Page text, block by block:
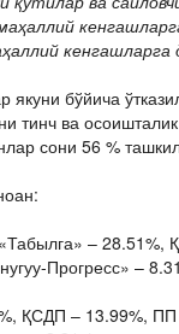
якуни бўйича
тинч ва
сони 56 %
– 28.51%,
Прогресс» –
ҚСДП – 13.99%,